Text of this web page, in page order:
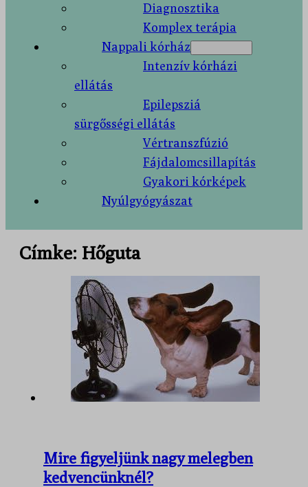
Diagnosztika
Komplex terápia
Nappali kórház
Intenzív kórházi
ellátás
Epilepsziá
sürgősségi ellátás
Vértranszfúzió
Fájdalomcsillapítás
Gyakori kórképek
Nyúlgyógyászat
Címke: Hőguta
Mire figyeljünk nagy melegben
kedvencünknél?